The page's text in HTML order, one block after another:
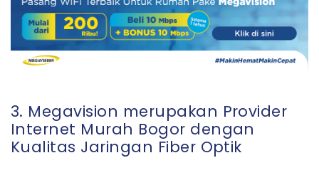
3. Megavision merupakan Provider
Internet Murah Bogor dengan
Kualitas Jaringan Fiber Optik